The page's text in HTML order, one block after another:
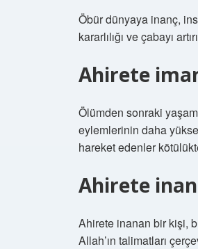
Öbür dünyaya inanç,
kararlılığı ve çabayı
Ahirete
Ölümden sonraki
eylemlerinin daha
hareket edenler
Ahirete
Ahirete inanan bir kişi,
Allah’ın talimatları